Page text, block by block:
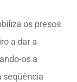
os presos
a dar a
os a
seqüência